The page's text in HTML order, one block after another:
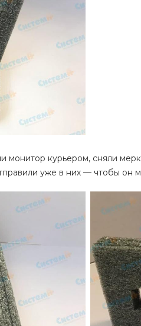
монитор курьером, сняли
уже в них — чтобы он